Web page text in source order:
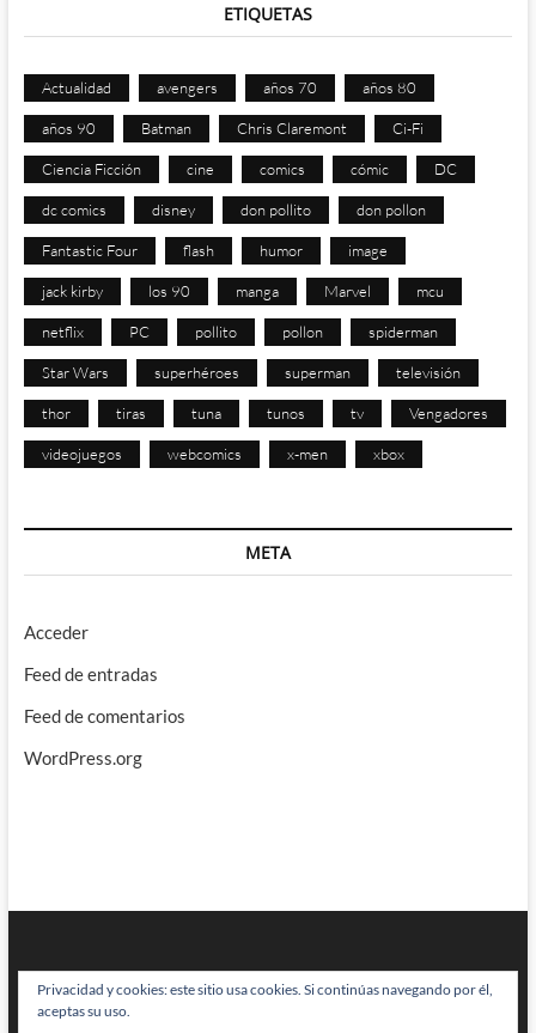
ETIQUETAS
Actualidad avengers años 70 años 80
años 90 Batman Chris Claremont Ci-Fi
Ciencia Ficción cine comics cómic DC
dc comics disney don pollito don pollon
Fantastic Four flash humor image
jack kirby los 90 manga Marvel mcu
netflix PC pollito pollon spiderman
Star Wars superhéroes superman televisión
thor tiras tuna tunos tv Vengadores
videojuegos webcomics x-men xbox
META
Acceder
Feed de entradas
Feed de comentarios
WordPress.org
Privacidad y cookies: este sitio usa cookies. Si continúas navegando por él,
aceptas su uso.